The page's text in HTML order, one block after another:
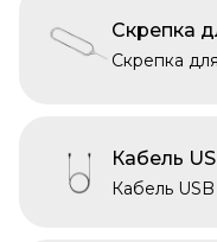
Скрепка
Скрепка
Кабель
Кабель